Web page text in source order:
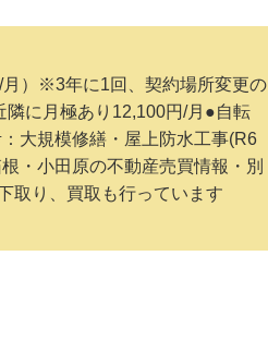
）※3年に1回、契約場所変更の
に月極あり12,100円/月●自転
大規模修繕・屋上防水工事(R6
・小田原の不動産売買情報・別
取り、買取も行っています